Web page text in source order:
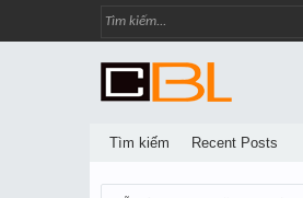
Tìm kiếm Recent Posts